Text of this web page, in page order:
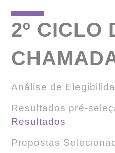
2º CICLO
Análise de
Resultados pré-
Resultados
Propostas